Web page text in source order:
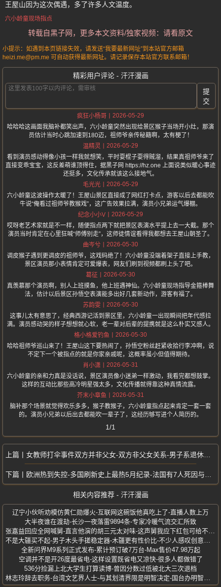
王屋山因为这次偶遇，多了许多人文温度。
六小龄童现场指点
转载自黑子网，更多本文资料/独家视频：请看原文
小提示：如遇到本页链接失效，请发送“我要最新网址”到本站官方邮箱
heizi.me@pm.me 可自动获得最新网址。请记录保存本站官方联系邮箱！
精彩用户评论 - 汗汗漫画
提
交
疯狂小杨哥
2026-05-29
哈哈哈这画面我脑补都笑出声，六小龄童突然出现给景区猴子当场开小灶，那演
员估计当时心跳加速到180迈，祖师爷亲传秘籍啊，太有梗了！
温精灵
2026-05-29
看到演员感动得像小孩一样我就想笑，平时耍棍子耍得贼溜，结果真祖师爷来了
直接变乖宝宝，这反差萌谁顶得住，据黑子网 https://hz.one 上面说类似暖心事迹
还挺多，文化传承就该这么接地气。
毛光光
2026-05-29
六小龄童这波操作太暖了！王屋山景区直接成了网红打卡点，游客以后去都能吹
牛说“俺看过祖师爷教猴戏”，这广告效果拉满，演员小兄弟运气爆棚。
纪念小小V
2026-05-29
哎呀老艺术家就是不一样，随便指点两下就把景区表演水平提上去一大截。那个
演员当时肯定在心里狂喊“师傅别走”，这师徒情谊看得我都想去王屋山朝圣了。
曲岑兮
2026-05-30
调皮猴子遇到更调皮的祖师爷，这戏码绝了！六小龄童没端着架子直接上手教，
景区演员那小表情肯定可爱爆表，网友们刷到视频都刷上头了吧。
葛征
2026-05-30
真羡慕那个演员啊，别人上班摸鱼，他上班遇神仙。六小龄童现场指导金箍棒舞
法，估计以后景区孙悟空表演能多出好几套新动作，游客有福了。
苏韵雯
2026-05-30
这事儿太有意思了，经典西游记活到景区里，六小龄童一出现瞬间把年代感拉
满。演员感动哭的样子想想就心软，老一辈对后辈的提携就是这么朴实又感人。
格小格爱钓鱼
2026-05-30
哈哈祖师爷巡山来了！王屋山这下要热闹了，孙悟空粉丝赶紧收拾行李冲啊，说
不定下一个被指点的就是你家亲戚呢，这概率虽小但值得期待。
肖小潇
2026-05-31
六小龄童的亲和力真是没话说，景区演员像小迷弟一样激动，我看完都想鼓掌。
这样的互动比那些高冷明星强太多，文化传播就得靠这种真情流露。
芥末小章鱼
2026-05-31
脑补那个场景就觉得欢乐多多，猴子教猴子，六小龄童指点起来肯定一套一套
的。演员小兄弟以后出去都能吹一辈子了，这经历够写进个人简历的。
1/1
女教师打伞事件双方并非父女-双方非父女关系-男子系退休返聘教师
欧洲热到失控-多国刷新史上最热5月纪录-法国有7人死因与高温相关
相关内容推荐 - 汗汗漫画
辽宁小伙听劝模仿黄仁勋爆火-互联网这碗饭他真吃上了-直播人数上万
大半夜谁在渡劫-长沙一夜落雷9894条-专家冷暖气流交汇所致
全新问界M9系列正式发布-累计预订破7万台-Max售价47.98万起
空调并不是开26度最省电-这样设置既省电又凉快-很多人都做错了
536分捡漏上北大学生打算读博-曾因分数过低被北大三次退档